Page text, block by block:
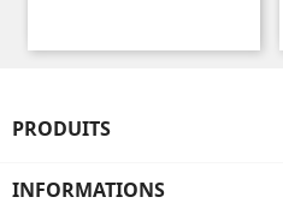
PRODUITS
INFORMATIONS